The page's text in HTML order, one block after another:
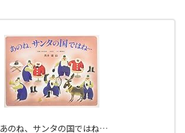
あのね、サンタの国ではね…